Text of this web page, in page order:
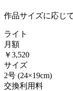
作品サイズに応じ
ライト
月額
￥3,520
サイズ
2号 (24×19cm)
交換利用料